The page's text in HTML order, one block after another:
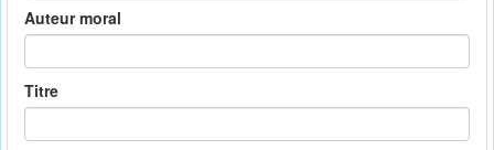
Auteur moral
Titre